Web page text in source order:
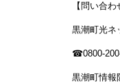
【問い合わ
黒潮町光ネ
☎0800-
黒潮町情報